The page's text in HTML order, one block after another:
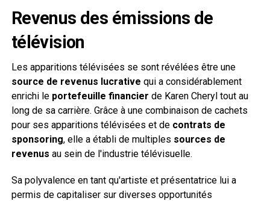
Revenus des émissions de
télévision
Les apparitions télévisées se sont révélées être une
source de revenus lucrative qui a considérablement
enrichi le portefeuille financier de Karen Cheryl tout au
long de sa carrière. Grâce à une combinaison de cachets
pour ses apparitions télévisées et de contrats de
sponsoring, elle a établi de multiples sources de
revenus au sein de l'industrie télévisuelle.
Sa polyvalence en tant qu'artiste et présentatrice lui a
permis de capitaliser sur diverses opportunités